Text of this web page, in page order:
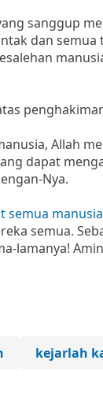
sanggup
dan
Allah
dapat
Nya.
semua manusia
semua.
lamanya!
kejarlah